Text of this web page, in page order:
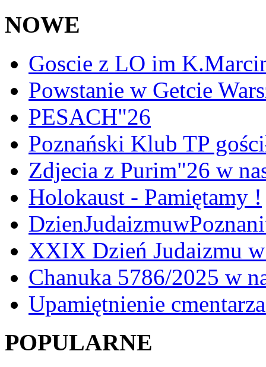
NOWE
Goscie z LO im
Powstanie w Getcie
PESACH"26
Poznański Klub TP
Zdjecia z Purim"26 w
Holokaust - Pamiętamy !
XXIX Dzień Judaizmu
Chanuka 5786/2025 w
Upamiętnienie
POPULARNE